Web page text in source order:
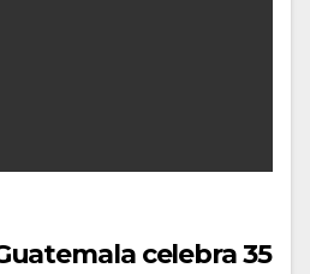
celebra 35